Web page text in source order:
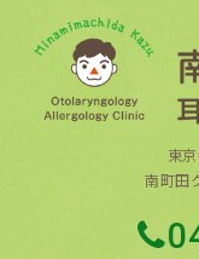
東
南町田